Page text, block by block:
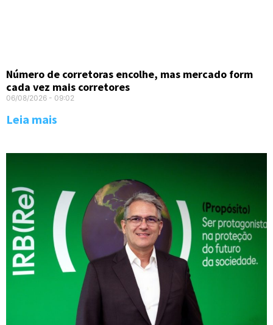
Número de corretoras encolhe, mas mercado form
cada vez mais corretores
06/08/2026 09:02
Leia mais